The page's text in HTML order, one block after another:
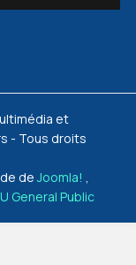
et
- Tous droits
deJoomla!
General Public